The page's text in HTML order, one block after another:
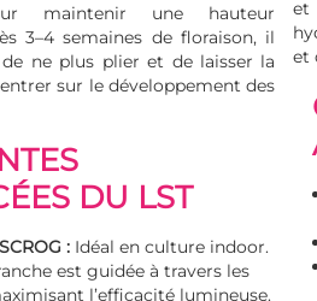
maintenir une hauteur
3–4 semaines de floraison, il
ne plus plier et de laisser la
sur le développement des
DU LST
: Idéal en culture indoor.
est guidée à travers les
l’efficacité lumineuse.
et
et